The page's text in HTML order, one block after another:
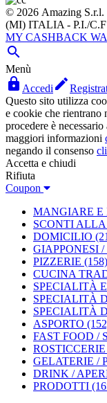
© 2026 Amazing S.r.l.
(MI) ITALIA - P.I./
MY CASHBACK

Menù
 Accedi 
Questo sito utilizza
e cookie che rientrano
procedere è
maggiori informazioni
negando il consenso
Accetta e chiudi
Rifiuta
Coupon
MANGIARE E
SCONTI
DOMICILIO
GIAPPONESI
PIZZERIE (158)
CUCINA
SPECIALITÀ
SPECIALITÀ
SPECIALITÀ
ASPORTO
FAST FOOD /
GELATERIE /
DRINK /
PRODOTTI